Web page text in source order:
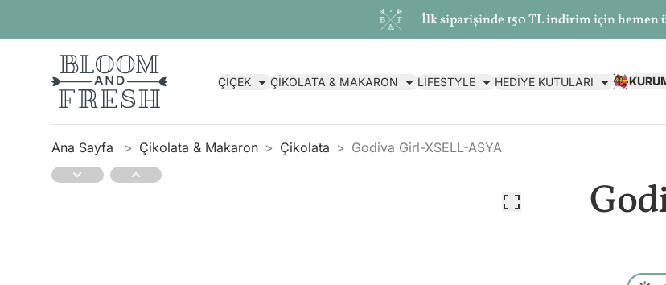
İlk siparişinde 150 TL indirim için hemen
ÇİÇEK ÇİKOLATA & MAKARON LİFESTYLE HEDİYE KUTULARI
Ana Sayfa Çikolata & Makaron Çikolata Godiva Girl-XSELL-ASYA